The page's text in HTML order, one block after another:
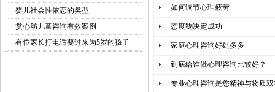
·
婴儿社会性依恋的类型
·
赏心舫儿童咨询有效案例
·
有位家长打电话要过来为5岁的孩子
如何调节心理疲劳
态度鞠决定成功
家庭心理咨询好处多多
到底给谁做心理咨询比较好？
专业心理咨询是您精神与物质